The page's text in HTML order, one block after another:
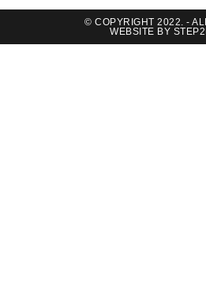
© COPYRIGHT 2022. -
WEBSITE BY